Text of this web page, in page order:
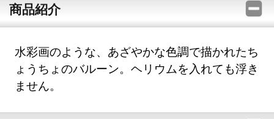
商品紹介
水彩画のような、あざやかな色調で描かれたち
ょうちょのバルーン。ヘリウムを入れても浮き
ません。